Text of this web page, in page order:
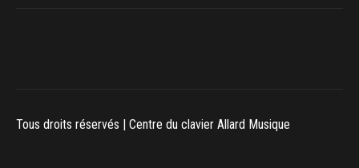
Tous droits réservés | Centre du clavier Allard Musique